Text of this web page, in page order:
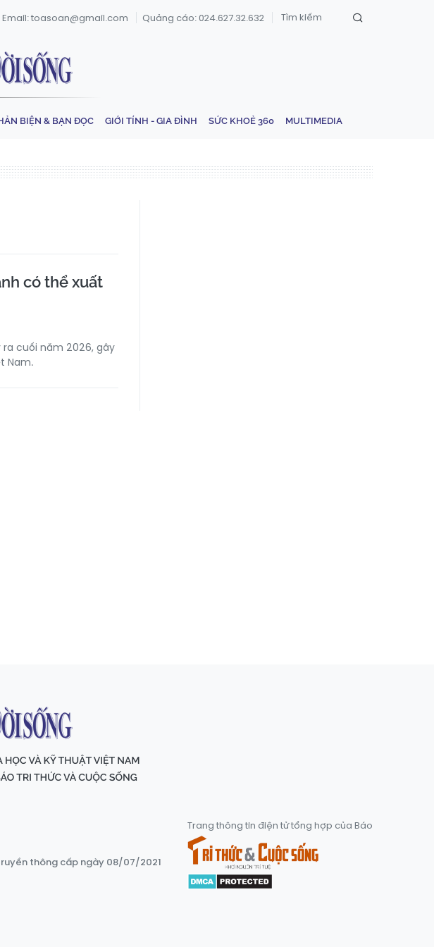
Email: toasoan@gmail.com Quảng cáo: 024.627.32.632
BIỆN & BẠN ĐỌC GIỚI TÍNH - GIA ĐÌNH SỨC KHOẺ 360 MULTIMEDIA
có thể xuất
cuối năm 2026, gây
Nam.
thông cấp ngày 08/07/2021
Trang thông tin điện tử tổng hợp của Báo